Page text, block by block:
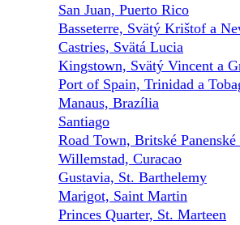
San Juan, Puerto Rico
Basseterre, Svätý Krištof a
Castries, Svätá Lucia
Kingstown, Svätý Vincent a
Port of Spain, Trinidad a
Manaus, Brazília
Santiago
Road Town, Britské
Willemstad, Curacao
Gustavia, St. Barthelemy
Marigot, Saint Martin
Princes Quarter, St. Marteen